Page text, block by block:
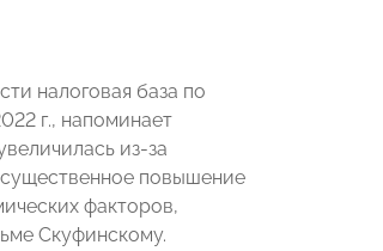
налоговая база по
г., напоминает
из-за
повышение
факторов,
Скуфинскому.